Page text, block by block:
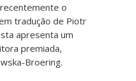
o
tradução de Piotr
apresenta um
premiada,
Broering.